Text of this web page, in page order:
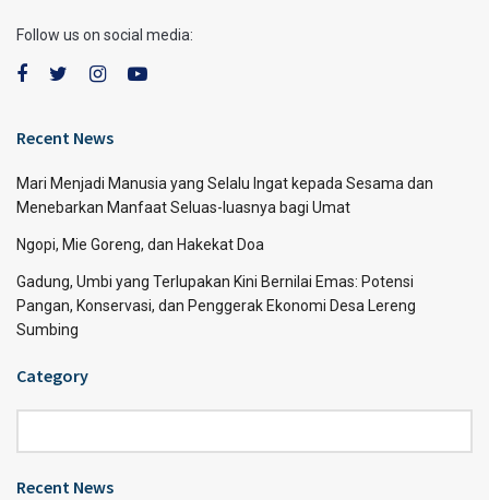
Follow us on social media:
Recent News
Mari Menjadi Manusia yang Selalu Ingat kepada Sesama dan
Menebarkan Manfaat Seluas-luasnya bagi Umat
Ngopi, Mie Goreng, dan Hakekat Doa
Gadung, Umbi yang Terlupakan Kini Bernilai Emas: Potensi
Pangan, Konservasi, dan Penggerak Ekonomi Desa Lereng
Sumbing
Category
Recent News